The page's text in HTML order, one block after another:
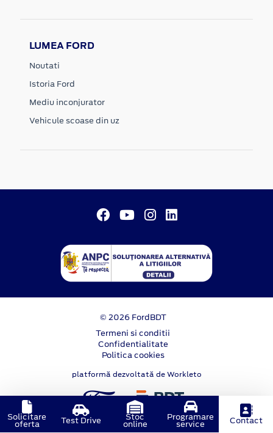
LUMEA FORD
Noutati
Istoria Ford
Mediu inconjurator
Vehicule scoase din uz
© 2026 FordBDT
Termeni si conditii
Confidentialitate
Politica cookies
platformă dezvoltată de Workleto
Solicitare
oferta Test Drive Stoc
online
Programare
service Contact